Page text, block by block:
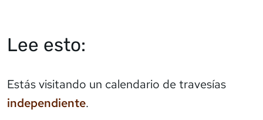
Lee esto:
Estás visitando un calendario de travesías
independiente.